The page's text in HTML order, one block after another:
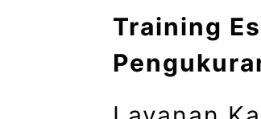
Training